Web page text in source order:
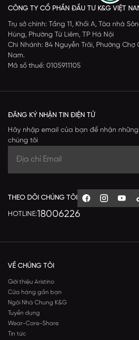
CÔNG TY CỔ PHẦN ĐẦU TƯ K&G VIỆT
Trụ sở chính: Tầng 11, Khối A, Tòa nhà
Hùng, Phường Từ Liêm, TP Hà Nội
Chi Nhánh: 84 Nguyễn Trãi, Phường Chợ
Nam.
Mã số thuế: 0105911105
ĐĂNG KÝ NHẬN TIN ĐIỆN TỬ
Hãy nhập email của bạn để nhận
chúng tôi
THEO DÕI CHÚNG TÔI
HOTLINE:18006226
VỀ CHÚNG TÔI
Giới thiệu Aristino
Cửa hàng gần bạn
Ngôi Nhà Chung K&G
Tuyển dụng
Wear-Care-Share
Tin tức